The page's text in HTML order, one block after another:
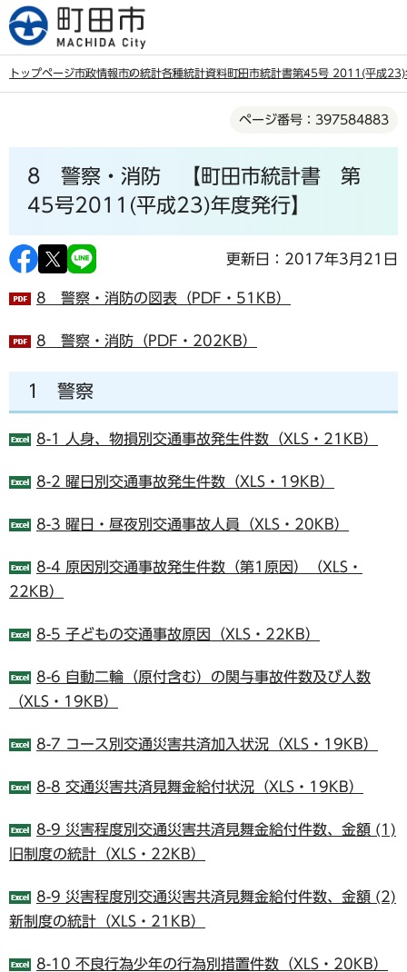
こ
の
トップページ市政情報市の統計各種統計資料町田市統計書第45号 2011(平成23)
ページ番号：397584883
8 警察・消防 【町田市統計書 第
45号2011(平成23)年度発行】
更新日：2017年3月21日
8 警察・消防の図表（PDF・51KB）
8 警察・消防（PDF・202KB）
1 警察
8-1 人身、物損別交通事故発生件数（XLS・21KB）
8-2 曜日別交通事故発生件数（XLS・19KB）
8-3 曜日・昼夜別交通事故人員（XLS・20KB）
8-4 原因別交通事故発生件数（第1原因）（XLS・
22KB）
8-5 子どもの交通事故原因（XLS・22KB）
8-6 自動二輪（原付含む）の関与事故件数及び人数
（XLS・19KB）
8-7 コース別交通災害共済加入状況（XLS・19KB）
8-8 交通災害共済見舞金給付状況（XLS・19KB）
8-9 災害程度別交通災害共済見舞金給付件数、金額 (1)
旧制度の統計（XLS・22KB）
8-9 災害程度別交通災害共済見舞金給付件数、金額 (2)
新制度の統計（XLS・21KB）
8-10 不良行為少年の行為別措置件数（XLS・20KB）